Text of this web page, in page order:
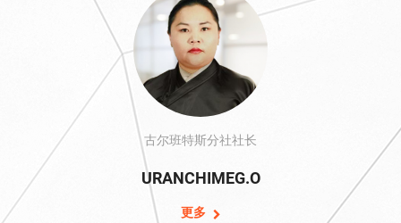
古尔班特斯分社社长
URANCHIMEG.O
更多